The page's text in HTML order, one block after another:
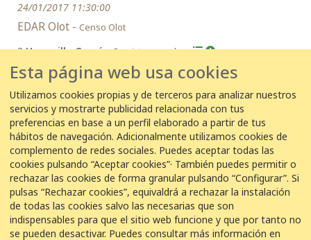
24/01/2017 11:30:00
EDAR Olot - Censo Olot
3Herrerillo Común Cyanistes caeruleus
← 1 2 3 ... 11 12 13
Ítems por página
COLABORACIÓN
Esta página web usa cookies
Utilizamos cookies propias y de terceros para analizar nuestros
servicios y mostrarte publicidad relacionada con tus
preferencias en base a un perfil elaborado a partir de tus
hábitos de navegación. Adicionalmente utilizamos cookies de
complemento de redes sociales. Puedes aceptar todas las
cookies pulsando “Aceptar cookies”· También puedes permitir o
rechazar las cookies de forma granular pulsando “Configurar”. Si
pulsas “Rechazar cookies”, equivaldrá a rechazar la instalación
de todas las cookies salvo las necesarias que son
indispensables para que el sitio web funcione y que por tanto no
se pueden desactivar. Puedes consultar más información en